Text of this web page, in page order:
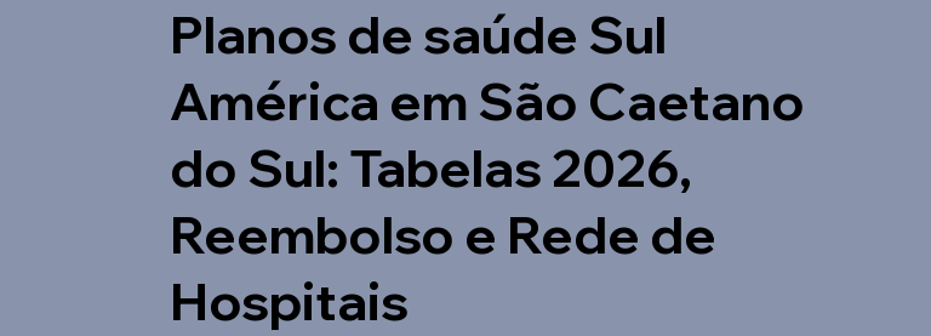
Planos de saúde Sul
América em São Caetano
do Sul: Tabelas 2026,
Reembolso e Rede de
Hospitais